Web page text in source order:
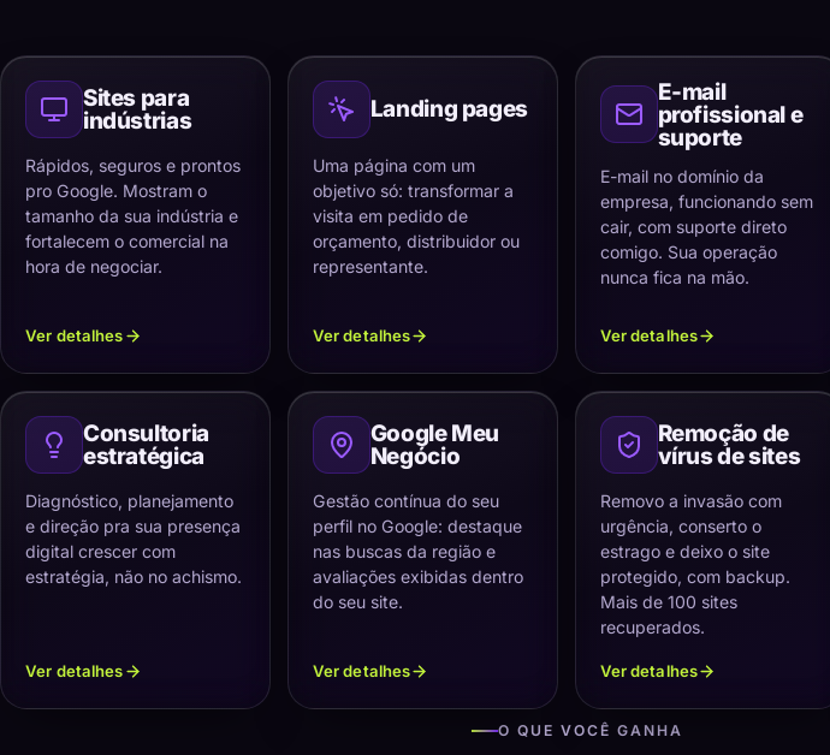
Sites para
indústrias
Rápidos, seguros e prontos
pro Google. Mostram o
tamanho da sua indústria e
fortalecem o comercial na
hora de negociar.
Ver detalhes
Landing pages
Uma página com um
objetivo só: transformar a
visita em pedido de
orçamento, distribuidor ou
representante.
Ver detalhes
E-mail
profissional e
suporte
E-mail no domínio da
empresa, funcionando sem
cair, com suporte direto
comigo. Sua operação
nunca fica na mão.
Ver detalhes
Consultoria
estratégica
Diagnóstico, planejamento
e direção pra sua presença
digital crescer com
estratégia, não no achismo.
Ver detalhes
Google Meu
Negócio
Gestão contínua do seu
perfil no Google: destaque
nas buscas da região e
avaliações exibidas dentro
do seu site.
Ver detalhes
Remoção de
vírus de sites
Removo a invasão com
urgência, conserto o
estrago e deixo o site
protegido, com backup.
Mais de 100 sites
recuperados.
Ver detalhes
O QUE VOCÊ GANHA